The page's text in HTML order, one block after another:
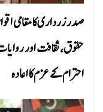
صدر زرداری کا مقامی
حقوق، ثقافت اور
احترام کے عزم کا اعادہ